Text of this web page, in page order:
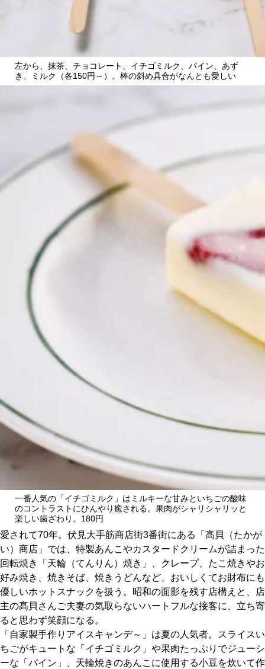
MAIN MENU
SERIES
京都おやつクラブ
私と店のはなし
今月の京みやげ
京都の書店
CULTURE
すべて
関西で開催。
おすすめの展覧会
おすすめの映画
誠光社で選びました。
おすすめの本
紹介します。
おすすめのイベント
左から、抹茶、チョコレート、イチゴミルク、パイン、あず
き、ミルク（各150円～）。棒の斜め具合がなんとも愛しい
一番人気の「イチゴミルク」はミルキーな甘みといちごの酸味
のコントラストにひんやり癒される。果肉がシャリシャリッと
楽しい歯ざわり。180円
愛されて70年。伏見大手筋商店街3番街にある「髙貝（たかが
い）商店」では、特製あんこやカスタードクリームが詰まった
回転焼き「天輪（てんりん）焼き」、クレープ、たこ焼きやお
好み焼き、焼きそば、焼きうどんなど、おいしくてお財布にも
優しいホットスナックを扱う。昭和の面影を残す店構えと、店
主の髙貝さんご夫妻の気取らないハートフルな接客に、立ち寄
ると思わず笑顔になる。
「自家製手作りアイスキャンデ～」は夏の人気者。スライスい
ちごがキュートな「イチゴミルク」や果肉たっぷりでジューシ
ーな「パイン」、天輪焼きのあんこに使用する小豆を炊いて作